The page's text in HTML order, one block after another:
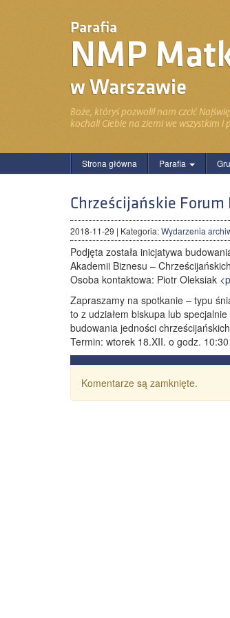
Parafia
NMP
w Warszawie
Boże, któryś pozwolił nam czcić
kochali Ciebie na ziemi we wszystkim i
Strona główna Parafia
Chrześcijańskie Forum
2018-11-29 | Kategoria:Wydarzenia
Podjęta została inicjatywa
Akademii Biznesu –
Osoba kontaktowa: Piotr Oleksiak <
Zapraszamy na spotkanie – typu
to z udziałem biskupa lub
budowania jedności
Termin: wtorek 18.XII. o godz.
Komentarze są zamknięte.